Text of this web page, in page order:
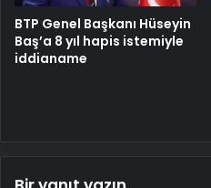
BTP Genel Başkanı Hüseyin
Baş’a 8 yıl hapis istemiyle
iddianame